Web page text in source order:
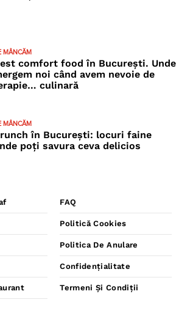
MÂNCĂM
comfort food în București. Unde
noi când avem nevoie de
culinară
MÂNCĂM
în București: locuri faine
poţi savura ceva delicios
FAQ
Politică Cookies
Politica De Anulare
Confidențialitate
Termeni Și Condiții